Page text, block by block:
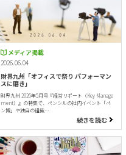
メディア掲載
2026.06.04
財界九州「オフィスで祭り パフォーマン
スに磨き」
財界九州 2026年5月号『経営リポート（Key Manage
ment）』の特集で、ペンシルの社内イベント「ペ
ン博」や独自の組織…
続きを読む